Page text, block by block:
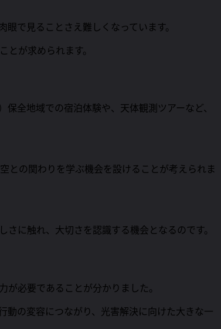
で見ることさえ難しくなっています。
が求められます。
全地域での宿泊体験や、天体観測ツアーなど、
との関わりを学ぶ機会を設けることが考えられま
に触れ、大切さを認識する機会となるのです。
必要であることが分かりました。
動の変容につながり、光害解決に向けた大きな一